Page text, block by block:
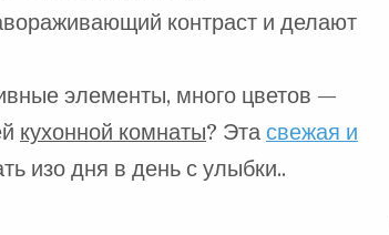
контраст и делают
элементы, много цветов —
кухонной комнаты? Эта свежая и
изо дня в день с улыбки..